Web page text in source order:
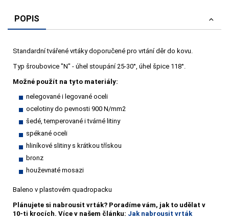
POPIS
Standardní tvářené vrtáky doporučené pro vrtání děr do kovu.
Typ šroubovice "N" - úhel stoupání 25-30°, úhel špice 118°.
Možné použít na tyto materiály:
nelegované i legované oceli
ocelotiny do pevnosti 900 N/mm2
šedé, temperované i tvárné litiny
spékané oceli
hliníkové slitiny s krátkou třískou
bronz
houževnaté mosazi
Baleno v plastovém quadropacku
Plánujete si nabrousit vrták? Poradíme vám, jak to udělat v
10-ti krocích. Více v našem článku: Jak nabrousit vrták